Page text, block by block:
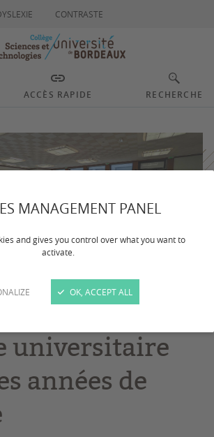
MANAGEMENT PANEL
and gives you control over what you want to
activate.
OK, ACCEPT ALL
CONTRASTE
ACCÈS RAPIDE RECHERCHE
universitaire
années de